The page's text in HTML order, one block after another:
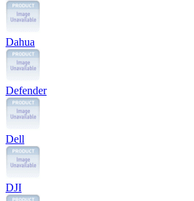
Dahua
Defender
Dell
DJI